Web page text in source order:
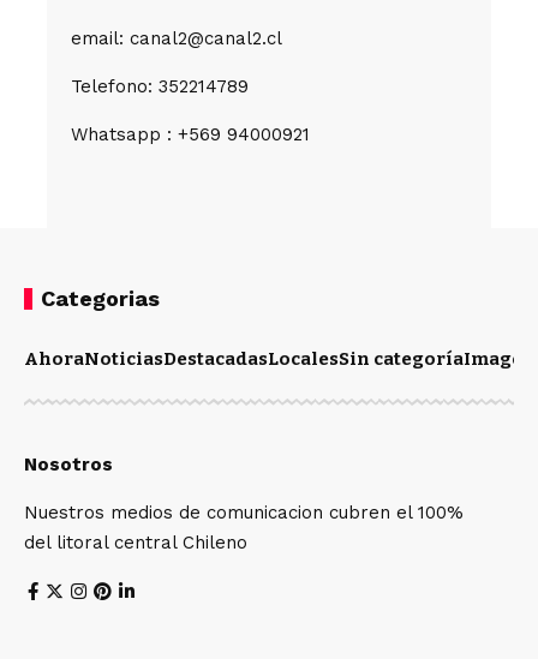
email: canal2@canal2.cl
Telefono: 352214789
Whatsapp : +569 94000921
Categorias
AhoraNoticiasDestacadasLocalesSin categoríaImagen
Nosotros
Nuestros medios de comunicacion cubren el 100%
del litoral central Chileno